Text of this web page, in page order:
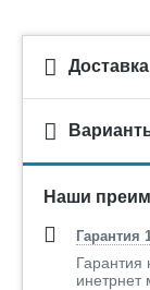
Доставка
Наши
Гарантия
Гарантия
инетрнет